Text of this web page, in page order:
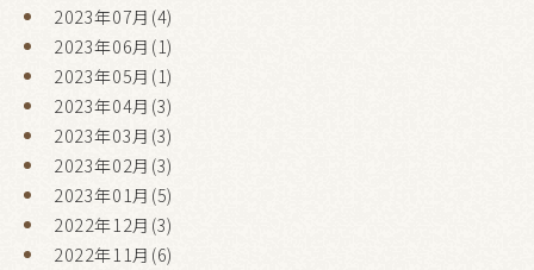
2023年07月(4)
2023年06月(1)
2023年05月(1)
2023年04月(3)
2023年03月(3)
2023年02月(3)
2023年01月(5)
2022年12月(3)
2022年11月(6)